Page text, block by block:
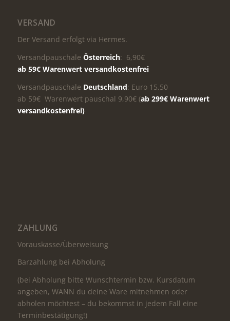
VERSAND
Der Versand erfolgt via Hermes.
Versandpauschale Österreich: 6,90€
ab 59€ Warenwert versandkostenfrei
Versandpauschale Deutschland: Euro 15,50
ab 59€ Warenwert pauschal 9,90€ (ab 299€ Warenwert
versandkostenfrei)
ZAHLUNG
Vorauskasse/Überweisung
Barzahlung bei Abholung
(bei Abholung bitte Wunschtermin bzw. Kursdatum
angeben, WANN du deine Ware mitnehmen oder
abholen möchtest – du bekommst in jedem Fall eine
Terminbestätigung!)